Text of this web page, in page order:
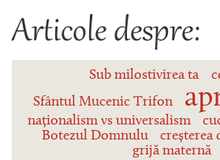
Articole despre:
Sub milostivirea ta
Sfântul Mucenic Trifon
naționalism vs universalism
Botezul Domnulu
creșterea
grijă maternă